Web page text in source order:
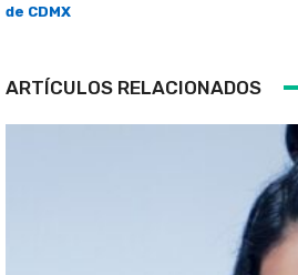
de CDMX
ARTÍCULOS RELACIONADOS